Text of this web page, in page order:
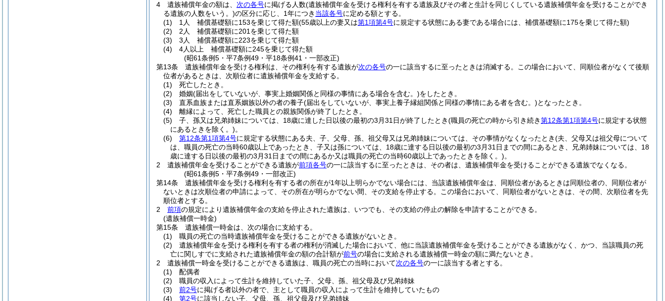
4
遺族補償年金の額は、 次の各号に掲げる人数(遺族補償年金を受ける権利を有する遺族及びその者と生計を同じくしている遺族補償年金を受けることができ
る遺族の人数をいう。)の区分に応じ、1年につき 当該各号に定める額とする。
(1)
1人 補償基礎額に153を乗じて得た額(55歳以上の妻又は第1項第4号に規定する状態にある妻である場合には、補償基礎額に175を乗じて得た額)
(2)
2人 補償基礎額に201を乗じて得た額
(3)
3人 補償基礎額に223を乗じて得た額
(4)
4人以上 補償基礎額に245を乗じて得た額
(昭61条例5・平7条例49・平18条例41・一部改正)
第13条
遺族補償年金を受ける権利は、その権利を有する遺族が次の各号の一に該当するに至ったときは消滅する。
この場合において、同順位者がなくて後順
位者があるときは、次順位者に遺族補償年金を支給する。
(1)
死亡したとき。
(2)
婚姻(届出をしていないが、事実上婚姻関係と同様の事情にある場合を含む。)をしたとき。
(3)
直系血族または直系姻族以外の者の養子(届出をしていないが、事実上養子縁組関係と同様の事情にある者を含む。)となったとき。
(4)
離縁によって、死亡した職員との親族関係が終了したとき。
(5)
子、孫又は兄弟姉妹については、18歳に達した日以後の最初の3月31日が終了したとき(職員の死亡の時から引き続き第12条第1項第4号に規定する状態
にあるときを除く。)。
(6)
第12条第1項第4号に規定する状態にある夫、子、父母、孫、祖父母又は兄弟姉妹については、その事情がなくなったとき(夫、父母又は祖父母について
は、職員の死亡の当時60歳以上であったとき、子又は孫については、18歳に達する日以後の最初の3月31日までの間にあるとき、兄弟姉妹については、18
歳に達する日以後の最初の3月31日までの間にあるか又は職員の死亡の当時60歳以上であったときを除く。)。
2
遺族補償年金を受けることができる遺族が前項各号の一に該当するに至ったときは、その者は、遺族補償年金を受けることができる遺族でなくなる。
(昭61条例5・平7条例49・一部改正)
第14条
遺族補償年金を受ける権利を有する者の所在が1年以上明らかでない場合には、当該遺族補償年金は、同順位者があるときは同順位者の、同順位者が
ないときは次順位者の申請によって、その所在が明らかでない間、その支給を停止する。
この場合において、同順位者がないときは、その間、次順位者を先
順位者とする。
2
前項の規定により遺族補償年金の支給を停止された遺族は、いつでも、その支給の停止の解除を申請することができる。
(遺族補償一時金)
第15条
遺族補償一時金は、次の場合に支給する。
(1)
職員の死亡の当時遺族補償年金を受けることができる遺族がないとき。
(2)
遺族補償年金を受ける権利を有する者の権利が消滅した場合において、他に当該遺族補償年金を受けることができる遺族がなく、かつ、当該職員の死
亡に関しすでに支給された遺族補償年金の額の合計額が前号の場合に支給される遺族補償一時金の額に満たないとき。
2
遺族補償一時金を受けることができる遺族は、職員の死亡の当時において次の各号の一に該当する者とする。
(1)
配偶者
(2)
職員の収入によって生計を維持していた子、父母、孫、祖父母及び兄弟姉妹
(3)
前2号に掲げる者以外の者で、主として職員の収入によって生計を維持していたもの
(4)
第2号に該当しない子、父母、孫、祖父母及び兄弟姉妹